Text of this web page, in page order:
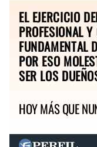
EL EJERCICIO
PROFESIONAL
FUNDAMENTAL
POR ESO
SER LOS
HOY MÁS QUE